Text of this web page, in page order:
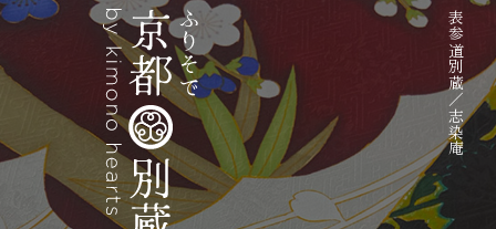
表参道別蔵／志染庵